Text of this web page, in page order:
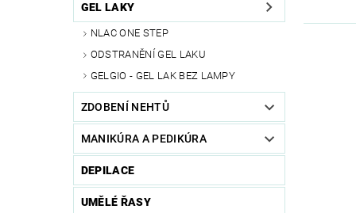
GEL LAKY
NLAC ONE STEP
ODSTRANĚNÍ GEL LAKU
GELGIO - GEL LAK BEZ LAMPY
ZDOBENÍ NEHTŮ
MANIKÚRA A PEDIKÚRA
DEPILACE
UMĚLÉ ŘASY